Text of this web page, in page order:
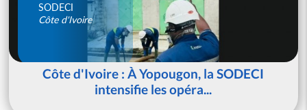
SODECI
Côte d'Ivoire
Côte d'Ivoire : À Yopougon, la SODECI
intensifie les opéra...